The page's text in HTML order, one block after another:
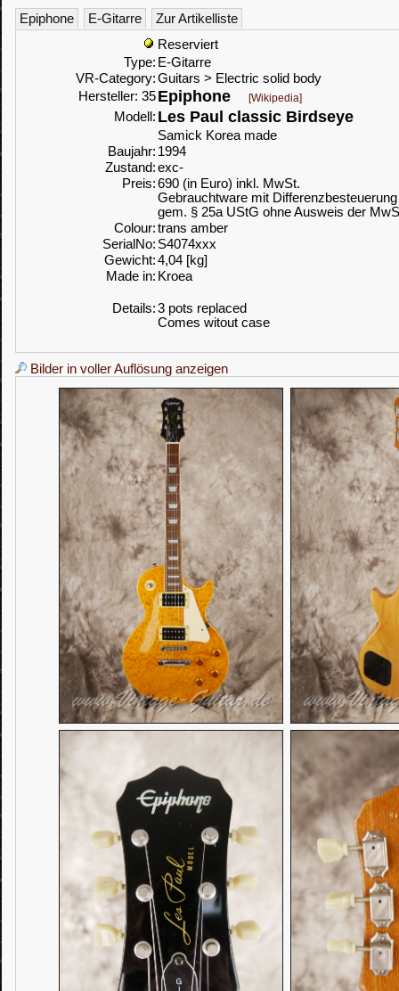
Epiphone E-Gitarre
Zur Artikelliste
Reserviert
Type: E-Gitarre
VR-Category:Guitars > Electric solid body
Hersteller: 35Epiphone [Wikipedia]
Modell: Les Paul classic Birdseye
Samick Korea made
Baujahr: 1994
Zustand:exc-
Preis:690 (in Euro) inkl. MwSt.
Gebrauchtware mit Differenzbesteuerung
gem. § 25a UStG ohne Ausweis der
Colour:trans amber
SerialNo: S4074xxx
Gewicht:4,04 [kg]
Made in: Kroea
Details:3 pots replaced
Comes witout case
Bilder in voller Auflösung anzeigen